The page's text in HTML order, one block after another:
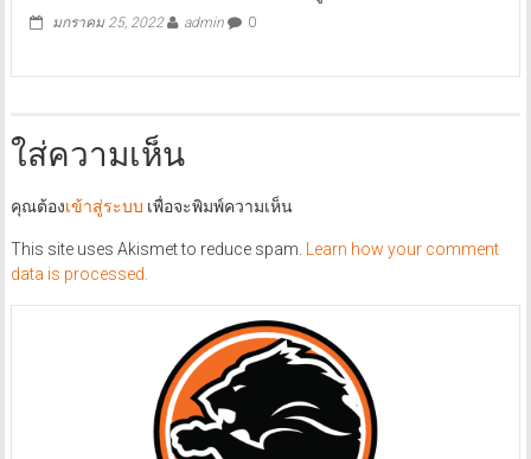
มกราคม 25, 2022 admin 0
ใส่ความเห็น
คุณต้องเข้าสู่ระบบ เพื่อจะพิมพ์ความเห็น
This site uses Akismet to reduce spam.
Learn how your comment
data is processed.